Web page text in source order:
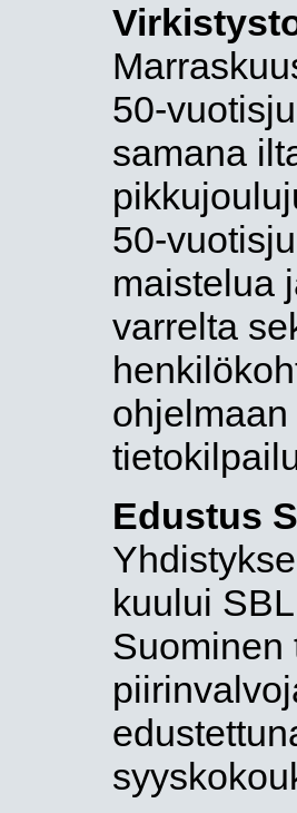
50-
samana
50-
maistelua
varrelta
Edustus
kuului
Suominen